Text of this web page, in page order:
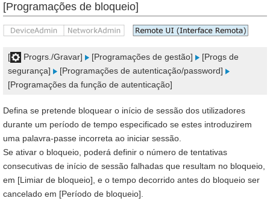
[Programações de bloqueio]
[ Progrs./Gravar] [Programações de gestão]
[Progs de
segurança]
[Programações de autenticação/password]
[Programações da função de autenticação]
Defina se pretende bloquear o início de sessão dos utilizadores
durante um período de tempo especificado se estes introduzirem
uma palavra-passe incorreta ao iniciar sessão.
Se ativar o bloqueio, poderá definir o número de tentativas
consecutivas de início de sessão falhadas que resultam no bloqueio,
em [Limiar de bloqueio], e o tempo decorrido antes do bloqueio ser
cancelado em [Período de bloqueio].